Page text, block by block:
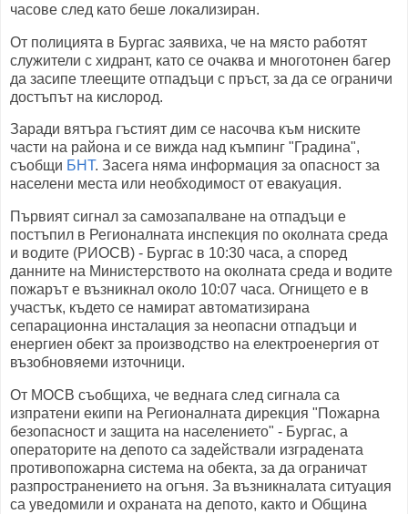
часове след като беше локализиран.
От полицията в Бургас заявиха, че на място работят
служители с хидрант, като се очаква и многотонен багер
да засипе тлеещите отпадъци с пръст, за да се ограничи
достъпът на кислород.
Заради вятъра гъстият дим се насочва към ниските
части на района и се вижда над къмпинг "Градина",
съобщи БНТ. Засега няма информация за опасност за
населени места или необходимост от евакуация.
Първият сигнал за самозапалване на отпадъци е
постъпил в Регионалната инспекция по околната среда
и водите (РИОСВ) - Бургас в 10:30 часа, а според
данните на Министерството на околната среда и водите
пожарът е възникнал около 10:07 часа. Огнището е в
участък, където се намират автоматизирана
сепарационна инсталация за неопасни отпадъци и
енергиен обект за производство на електроенергия от
възобновяеми източници.
От МОСВ съобщиха, че веднага след сигнала са
изпратени екипи на Регионалната дирекция "Пожарна
безопасност и защита на населението" - Бургас, а
операторите на депото са задействали изградената
противопожарна система на обекта, за да ограничат
разпространението на огъня. За възникналата ситуация
са уведомили и охраната на депото, както и Община